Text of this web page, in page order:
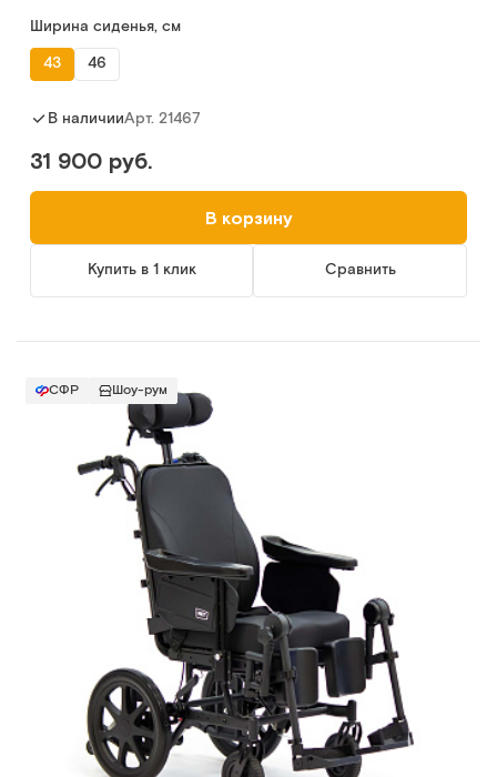
Ширина сиденья, см
43
46
В наличииАрт. 21467
31 900 руб.
В корзину
Купить в 1 клик Сравнить
СФР Шоу-рум